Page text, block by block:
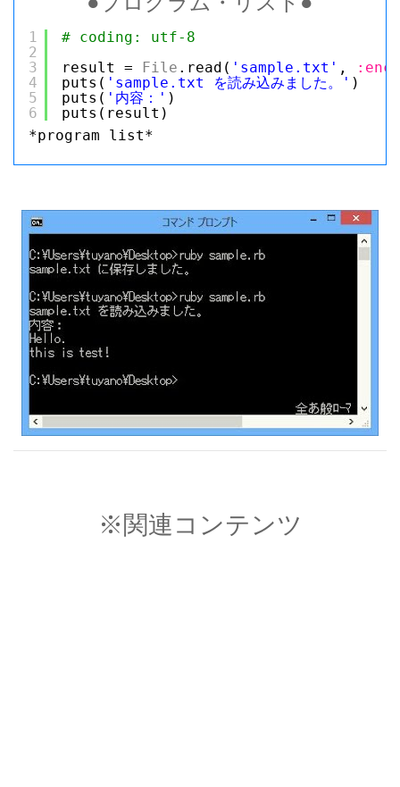
*program list*
1
2
3
4
5
6
# coding: utf-8
result =
File .read( 'sample.txt' ,
puts( 'sample.txt を読み込みました。' )
puts( '内容：' )
puts(result)
※関連コンテンツ